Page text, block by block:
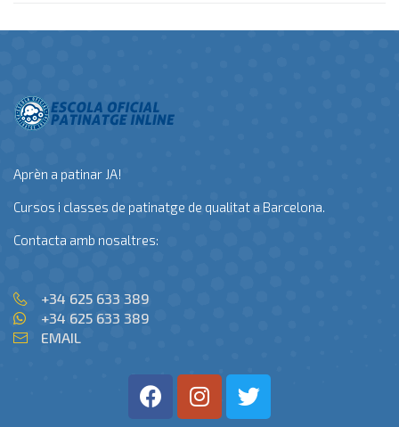
Aprèn a patinar JA!
Cursos i classes de patinatge de qualitat a Barcelona.
Contacta amb nosaltres:
+34 625 633 389
+34 625 633 389
EMAIL